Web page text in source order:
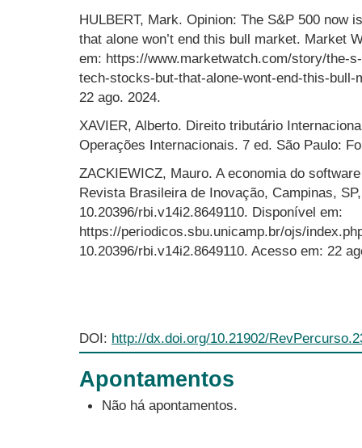
HULBERT, Mark. Opinion: The S&P 500 now
that alone won’t end this bull market. Market
em: https://www.marketwatch.com/story/the-
tech-stocks-but-that-alone-wont-end-this-bull-
22 ago. 2024.
XAVIER, Alberto. Direito tributário
Operações Internacionais. 7 ed. São Paulo:
ZACKIEWICZ, Mauro. A economia do
Revista Brasileira de Inovação, Campinas,
10.20396/rbi.v14i2.8649110. Disponível em:
https://periodicos.sbu.unicamp.br/ojs/
10.20396/rbi.v14i2.8649110. Acesso em: 22
DOI: http://dx.doi.org/10.21902/
Apontamentos
Não há apontamentos.